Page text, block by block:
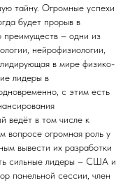
тайну. Огромные успехи
будет прорыв в
преимуществ – одни из
нейрофизиологии,
в мире физико-
лидеры в
с этим есть
ведёт в том числе к
вопросе огромная роль у
вывести их разработки
сильные лидеры – США и
панельной сессии, член